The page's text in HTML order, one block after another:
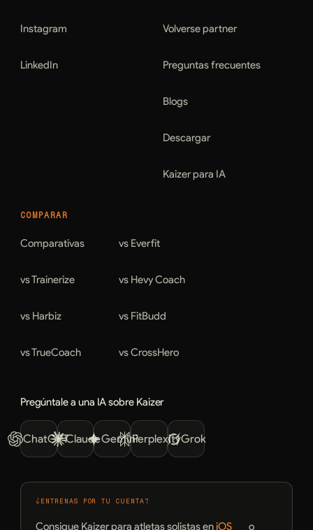
COMPARAR
Comparativas
vs Trainerize
vs Harbiz
vs TrueCoach
vs Everfit
vs Hevy Coach
vs FitBudd
vs CrossHero
Volverse partner
Preguntas frecuentes
Blogs
Descargar
Kaizer para IA
Instagram
LinkedIn
Pregúntale a una IA sobre Kaizer
ChatGPTClaudeGeminiPerplexityGrok
¿ENTRENAS POR TU CUENTA?
Consigue Kaizer para atletas solistas eniOS o